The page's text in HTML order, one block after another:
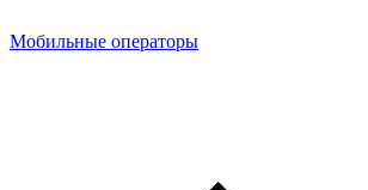
Мобильные операторы